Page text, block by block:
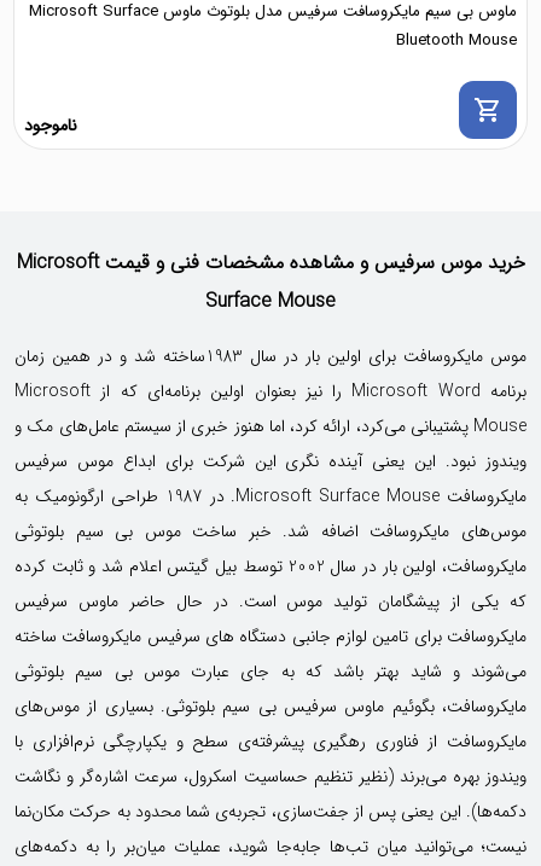
ماوس بی سیم مایکروسافت سرفیس مدل بلوتوث ماوس Microsoft Surface
Bluetooth Mouse
ناموجود
shopping_cart
خرید موس سرفیس و مشاهده مشخصات فنی و قیمت Microsoft
Surface Mouse
موس مایکروسافت برای اولین بار در سال 1983ساخته شد و در همین زمان
برنامه Microsoft Word را نیز بعنوان اولین برنامه‌ای که از Microsoft
Mouse پشتیبانی می‌کرد، ارائه کرد، اما هنوز خبری از سیستم عامل‌های مک و
ویندوز نبود. این یعنی آینده نگری این شرکت برای ابداع موس سرفیس
مایکروسافت Microsoft Surface Mouse. در 1987 طراحی ارگونومیک به
موس‌های مایکروسافت اضافه شد. خبر ساخت موس بی سیم بلوتوثی
مایکروسافت، اولین بار در سال 2002 توسط بیل گیتس اعلام شد و ثابت کرده
که یکی از پیشگامان تولید موس است. در حال حاضر ماوس سرفیس
مایکروسافت برای تامین لوازم جانبی دستگاه های سرفیس مایکروسافت ساخته
می‌شوند و شاید بهتر باشد که به جای عبارت موس بی سیم بلوتوثی
مایکروسافت، بگوئیم ماوس سرفیس بی سیم بلوتوثی.بسیاری از موس‌های
مایکروسافت از فناوری رهگیری پیشرفته‌ی سطح و یکپارچگی نرم‌افزاری با
ویندوز بهره می‌برند (نظیر تنظیم حساسیت اسکرول، سرعت اشاره‌گر و نگاشت
دکمه‌ها). این یعنی پس از جفت‌سازی، تجربه‌ی شما محدود به حرکت مکان‌نما
نیست؛ می‌توانید میان تب‌ها جابه‌جا شوید، عملیات میان‌بر را به دکمه‌های